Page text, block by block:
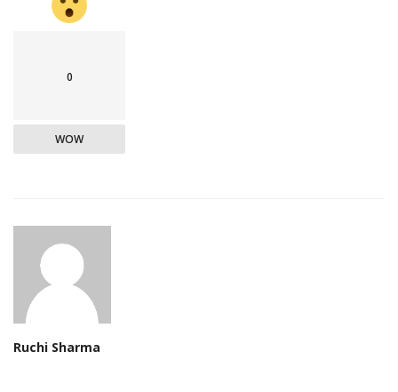
0
WOW
Ruchi Sharma